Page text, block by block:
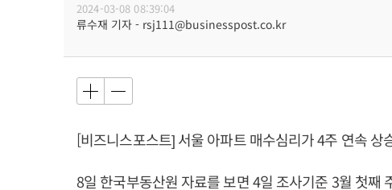
2024-03-08 08:39:04
류수재 기자 - rsj111@businesspost.co.kr
[비즈니스포스트] 서울 아파트 매수심리가 4주 연속 상
8일 한국부동산원 자료를 보면 4일 조사기준 3월 첫째